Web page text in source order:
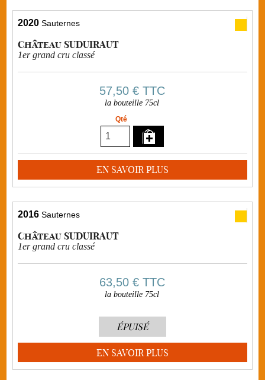
2020 Sauternes
Château SUDUIRAUT
1er grand cru classé
57,50 €TTC
la bouteille 75cl
Qté
EN SAVOIR PLUS
2016 Sauternes
Château SUDUIRAUT
1er grand cru classé
63,50 €TTC
la bouteille 75cl
ÉPUISÉ
EN SAVOIR PLUS